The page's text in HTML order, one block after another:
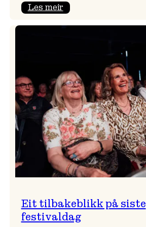
Les meir:
Eit tilbakeblikk på siste
festivaldag